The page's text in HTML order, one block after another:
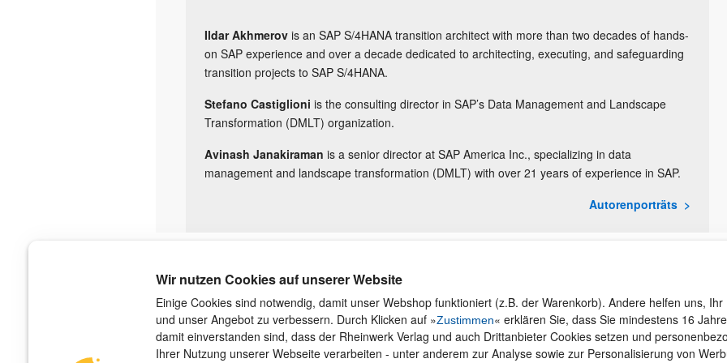
Wir nutzen Cookies auf unserer Website
Einige Cookies sind notwendig, damit unser Webshop funktioniert (z.B. der Warenkorb). Andere helfen uns, Ihr
und unser Angebot zu verbessern. Durch Klicken auf »Zustimmen« erklären Sie, dass Sie mindestens 16
damit einverstanden sind, dass der Rheinwerk Verlag und auch Drittanbieter Cookies setzen und
Ihrer Nutzung unserer Webseite verarbeiten - unter anderem zur Analyse sowie zur Personalisierung von
Ildar Akhmerov is an SAP S/4HANA transition architect with more than two decades of hands-
on SAP experience and over a decade dedicated to architecting, executing, and safeguarding
transition projects to SAP S/4HANA.
Stefano Castiglioni is the consulting director in SAP’s Data Management and Landscape
Transformation (DMLT) organization.
Avinash Janakiraman is a senior director at SAP America Inc., specializing in data
management and landscape transformation (DMLT) with over 21 years of experience in SAP.
Autorenporträts
Über uns
Der Verlag
Das Team
Unsere Autorinnen und Autoren
Jobs
Kontakt
Newsletter
Für Unternehmen
Presseservice
Dozentenservice
Versand und Zahlung
Widerruf und Rückgabe
Merchandise
AGB